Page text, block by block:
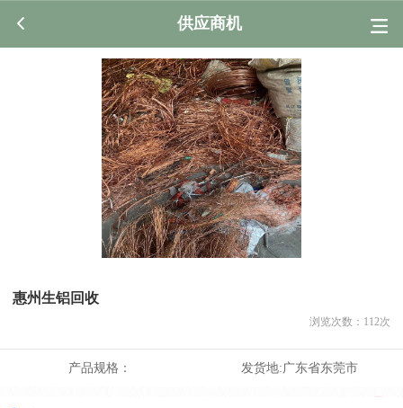
供应商机
惠州生铝回收
浏览次数： 112次
产品规格： 发货地:广东省东莞市